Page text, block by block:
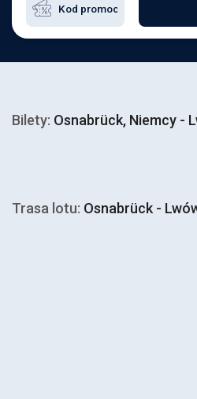
Bilety: Osnabrück, Niemcy -
Trasa lotu: Osnabrück -